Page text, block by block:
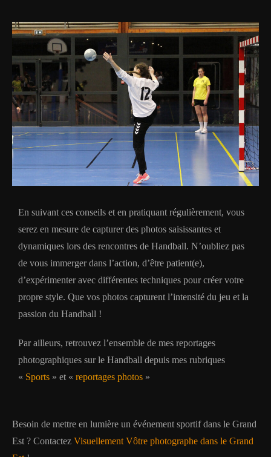
En suivant ces conseils et en pratiquant régulièrement, vous
serez en mesure de capturer des photos saisissantes et
dynamiques lors des rencontres de Handball. N’oubliez pas
de vous immerger dans l’action, d’être patient(e),
d’expérimenter avec différentes techniques pour créer votre
propre style. Que vos photos capturent l’intensité du jeu et la
passion du Handball !
Par ailleurs, retrouvez l’ensemble de mes reportages
photographiques sur le Handball depuis mes rubriques
« Sports » et « reportages photos »
Besoin de mettre en lumière un événement sportif dans le Grand
Est ? Contactez Visuellement Vôtre photographe dans le Grand